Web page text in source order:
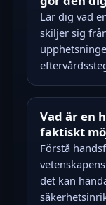
Lär dig vad
skiljer sig
Vad är en
faktiskt
Förstå
det kan